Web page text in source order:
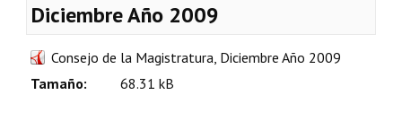
Misión y Visión
Marco Normativo
Diciembre Año 2009
Consejo de la Magistratura, Diciembre Año 2009
Tamaño:
68.31 kB